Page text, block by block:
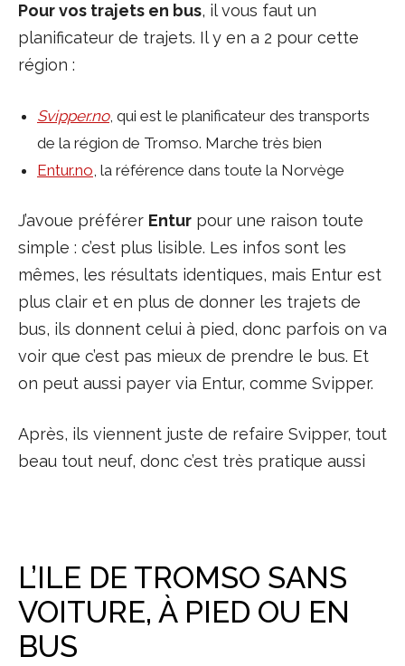
Pour vos trajets en bus, il vous faut un
planificateur de trajets. Il y en a 2 pour cette
région :
Svipper.no, qui est le planificateur des transports
de la région de Tromso. Marche très bien
Entur.no, la référence dans toute la Norvège
J’avoue préférer Entur pour une raison toute
simple : c’est plus lisible. Les infos sont les
mêmes, les résultats identiques, mais Entur est
plus clair et en plus de donner les trajets de
bus, ils donnent celui à pied, donc parfois on va
voir que c’est pas mieux de prendre le bus. Et
on peut aussi payer via Entur, comme Svipper.
Après, ils viennent juste de refaire Svipper, tout
beau tout neuf, donc c’est très pratique aussi
L’ILE DE TROMSO SANS
VOITURE, À PIED OU EN
BUS